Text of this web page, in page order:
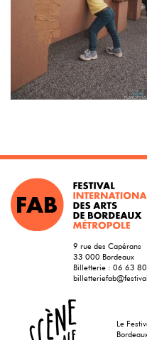
9 rue des Capérans
33 000 Bordeaux
Billetterie : 06 63
Le